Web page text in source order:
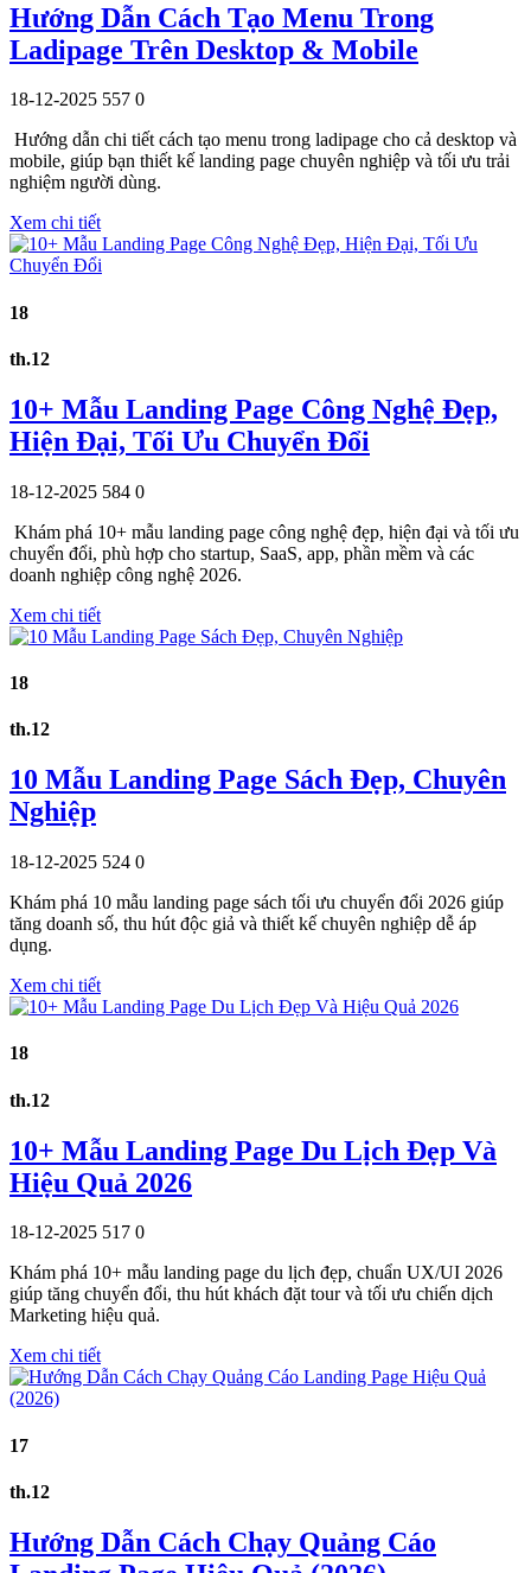
Hướng Dẫn Cách Tạo Menu Trong
Ladipage Trên Desktop & Mobile
18-12-2025 557 0
Hướng dẫn chi tiết cách tạo menu trong ladipage cho cả desktop và
mobile, giúp bạn thiết kế landing page chuyên nghiệp và tối ưu trải
nghiệm người dùng.
Xem chi tiết
18
th.12
10+ Mẫu Landing Page Công Nghệ Đẹp,
Hiện Đại, Tối Ưu Chuyển Đổi
18-12-2025 584 0
Khám phá 10+ mẫu landing page công nghệ đẹp, hiện đại và tối ưu
chuyển đổi, phù hợp cho startup, SaaS, app, phần mềm và các
doanh nghiệp công nghệ 2026.
Xem chi tiết
18
th.12
10 Mẫu Landing Page Sách Đẹp, Chuyên
Nghiệp
18-12-2025 524 0
Khám phá 10 mẫu landing page sách tối ưu chuyển đổi 2026 giúp
tăng doanh số, thu hút độc giả và thiết kế chuyên nghiệp dễ áp
dụng.
Xem chi tiết
18
th.12
10+ Mẫu Landing Page Du Lịch Đẹp Và
Hiệu Quả 2026
18-12-2025 517 0
Khám phá 10+ mẫu landing page du lịch đẹp, chuẩn UX/UI 2026
giúp tăng chuyển đổi, thu hút khách đặt tour và tối ưu chiến dịch
Marketing hiệu quả.
Xem chi tiết
17
th.12
Hướng Dẫn Cách Chạy Quảng Cáo